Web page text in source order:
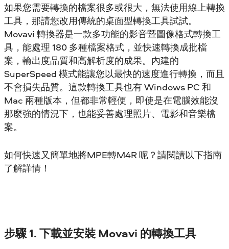
如果您需要轉換的檔案很多或很大，無法使用線上轉換
工具，那請您改用傳統的桌面型轉換工具試試。
Movavi 轉換器是一款多功能的影音暨圖像格式轉換工
具，能處理 180 多種檔案格式，並快速轉換成批檔
案，輸出度品質和高解析度的成果。內建的
SuperSpeed 模式能讓您以最快的速度進行轉換，而且
不會損失品質。這款轉換工具也有 Windows PC 和
Mac 兩種版本，但都非常輕便，即使是在電腦效能沒
那麼強的情況下，也能妥善處理照片、電影和音樂檔
案。
如何快速又簡單地將MPE轉M4R 呢？請閱讀以下指南
了解詳情！
步驟 1. 下載並安裝 Movavi 的轉換工具